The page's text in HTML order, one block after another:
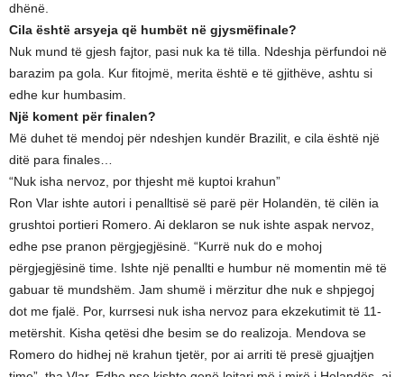
dhënë.
Cila është arsyeja që humbët në gjysmëfinale?
Nuk mund të gjesh fajtor, pasi nuk ka të tilla. Ndeshja përfundoi në
barazim pa gola. Kur fitojmë, merita është e të gjithëve, ashtu si
edhe kur humbasim.
Një koment për finalen?
Më duhet të mendoj për ndeshjen kundër Brazilit, e cila është një
ditë para finales…
“Nuk isha nervoz, por thjesht më kuptoi krahun”
Ron Vlar ishte autori i penalltisë së parë për Holandën, të cilën ia
grushtoi portieri Romero. Ai deklaron se nuk ishte aspak nervoz,
edhe pse pranon përgjegjësinë. “Kurrë nuk do e mohoj
përgjegjësinë time. Ishte një penallti e humbur në momentin më të
gabuar të mundshëm. Jam shumë i mërzitur dhe nuk e shpjegoj
dot me fjalë. Por, kurrsesi nuk isha nervoz para ekzekutimit të 11-
metërshit. Kisha qetësi dhe besim se do realizoja. Mendova se
Romero do hidhej në krahun tjetër, por ai arriti të presë gjuajtjen